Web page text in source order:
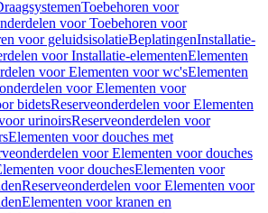
Toebehoren voor
voor Toebehoren voor
voor geluidsisolatieBeplatingenInstallatie-
voor Installatie-elementenElementen
voor Elementen voor wc'sElementen
voor Elementen voor
bidetsReserveonderdelen voor Elementen
urinoirsReserveonderdelen voor
Elementen voor douches met
voor Elementen voor douches
voor douchesElementen voor
Reserveonderdelen voor Elementen voor
Elementen voor kranen en